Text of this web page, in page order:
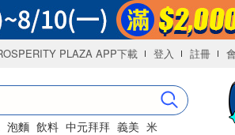
PLAZA APP下載 登入 註冊
泡麵 飲料 中元拜拜 義美 米